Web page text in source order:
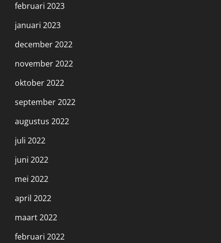
februari 2023
januari 2023
december 2022
november 2022
oktober 2022
september 2022
augustus 2022
juli 2022
juni 2022
mei 2022
april 2022
maart 2022
februari 2022